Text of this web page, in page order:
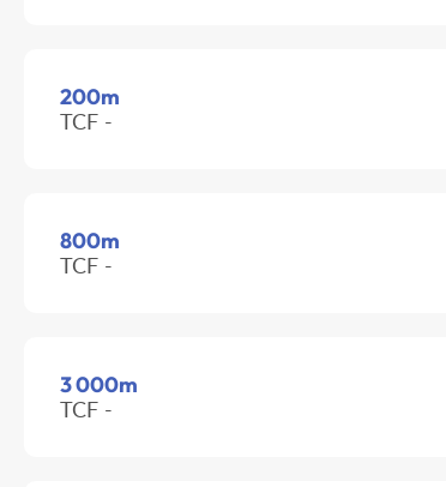
200m
TCF -
800m
TCF -
3 000m
TCF -